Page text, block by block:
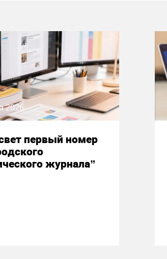
2026
первый номер
журнала”